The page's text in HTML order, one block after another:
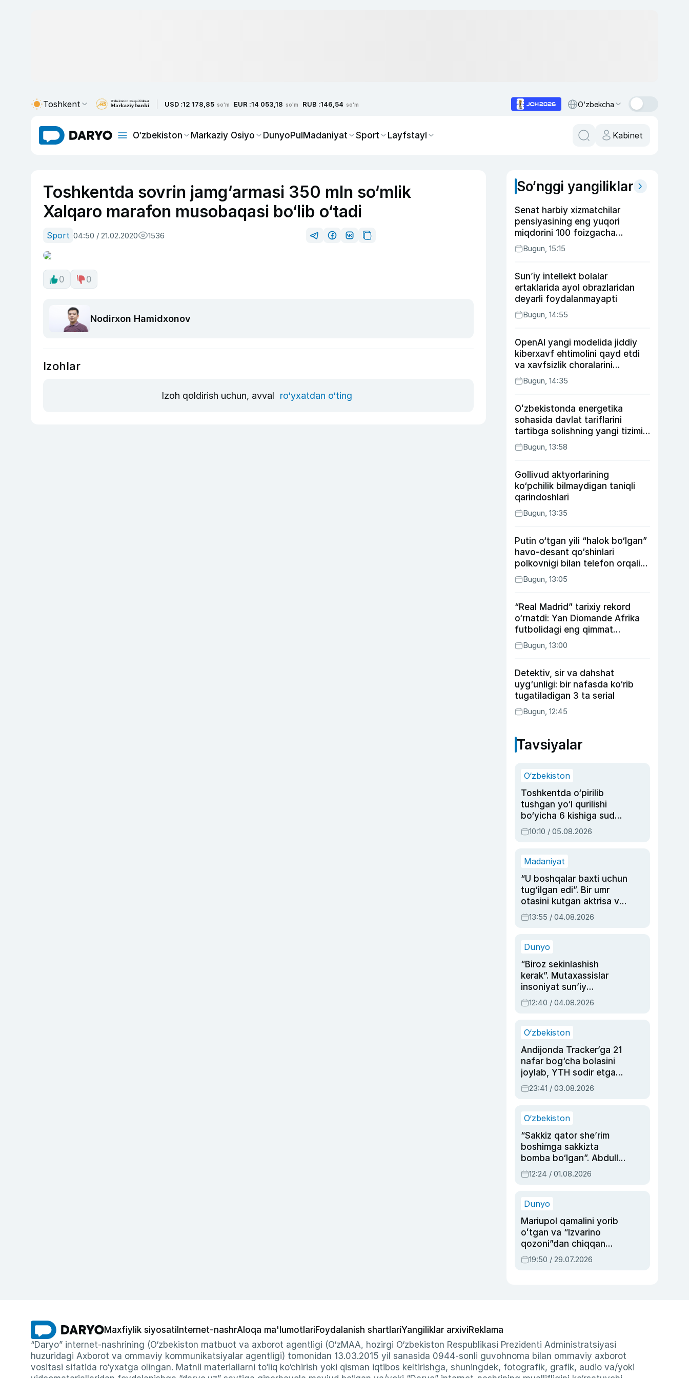
Toshkent USD :12 178,85 so'm EUR :14 053,18 so'm RUB :146,54 so'm O‘zbekcha
O‘zbekiston Markaziy Osiyo DunyoPulMadaniyat Sport Layfstayl Kabinet
Toshkentda sovrin jamg‘armasi 350 mln so‘mlik
Xalqaro marafon musobaqasi bo‘lib o‘tadi
Sport 04:50 / 21.02.2020 1536
0 0
Nodirxon Hamidxonov
Izohlar
Izoh qoldirish uchun, avval ro‘yxatdan o‘ting
So‘nggi yangiliklar
Senat harbiy xizmatchilar
pensiyasining eng yuqori
miqdorini 100 foizgacha
oshirishni nazarda tutuvchi
qonunni ma’qulladi
Bugun, 15:15
Sun’iy intellekt bolalar
ertaklarida ayol obrazlaridan
deyarli foydalanmayapti
Bugun, 14:55
OpenAI yangi modelida jiddiy
kiberxavf ehtimolini qayd etdi
va xavfsizlik choralarini
kuchaytirdi
Bugun, 14:35
Oʻzbekistonda energetika
sohasida davlat tariflarini
tartibga solishning yangi tizimi
joriy etildi
Bugun, 13:58
Gollivud aktyorlarining
ko‘pchilik bilmaydigan taniqli
qarindoshlari
Bugun, 13:35
Putin o‘tgan yili “halok bo‘lgan”
havo-desant qo‘shinlari
polkovnigi bilan telefon orqali
suhbatlashdi
Bugun, 13:05
“Real Madrid” tarixiy rekord
o‘rnatdi: Yan Diomande Afrika
futbolidagi eng qimmat
transferga aylandi
Bugun, 13:00
Detektiv, sir va dahshat
uyg‘unligi: bir nafasda ko‘rib
tugatiladigan 3 ta serial
Bugun, 12:45
Tavsiyalar
O‘zbekiston
Toshkentda o‘pirilib
tushgan yo‘l qurilishi
bo‘yicha 6 kishiga sud
hukmi o‘qildi
10:10 / 05.08.2026
Madaniyat
“U boshqalar baxti uchun
tug‘ilgan edi”. Bir umr
otasini kutgan aktrisa va
dublyaj ustasi Rimma
Ahmedovaning
13:55 / 04.08.2026
Dunyo
“Biroz sekinlashish
kerak”. Mutaxassislar
insoniyat sun’iy
intellektni boshqara
olmay qolishidan xavotir
12:40 / 04.08.2026
O‘zbekiston
Andijonda Tracker’ga 21
nafar bog‘cha bolasini
joylab, YTH sodir etgan
ayolga sud hukmi o‘qildi
23:41 / 03.08.2026
O‘zbekiston
“Sakkiz qator she’rim
boshimga sakkizta
bomba bo‘lgan”. Abdulla
Oripovni siyosiy
ayblovlardan asrab
12:24 / 01.08.2026
Dunyo
Mariupol qamalini yorib
oʻtgan va “Izvarino
qozoni”dan chiqqan
qahramon — Ukraina
armiyasi bosh
19:50 / 29.07.2026
Maxfiylik siyosati Internet-nashrAloqa ma'lumotlariFoydalanish shartlariYangiliklar arxiviReklama
“Daryo” internet-nashrining (O‘zbekiston matbuot va axborot agentligi (O‘zMAA, hozirgi O‘zbekiston Respublikasi Prezidenti Administratsiyasi
huzuridagi Axborot va ommaviy kommunikatsiyalar agentligi) tomonidan 13.03.2015 yil sanasida 0944-sonli guvohnoma bilan ommaviy axborot
vositasi sifatida ro‘yxatga olingan. Matnli materiallarni to‘liq ko‘chirish yoki qisman iqtibos keltirishga, shuningdek, fotografik, grafik, audio va/yoki